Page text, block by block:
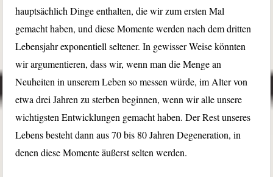
hauptsächlich Dinge enthalten, die wir zum ersten Mal
gemacht haben, und diese Momente werden nach dem dritten
Lebensjahr exponentiell seltener. In gewisser Weise könnten
wir argumentieren, dass wir, wenn man die Menge an
Neuheiten in unserem Leben so messen würde, im Alter von
etwa drei Jahren zu sterben beginnen, wenn wir alle unsere
wichtigsten Entwicklungen gemacht haben. Der Rest unseres
Lebens besteht dann aus 70 bis 80 Jahren Degeneration, in
denen diese Momente äußerst selten werden.